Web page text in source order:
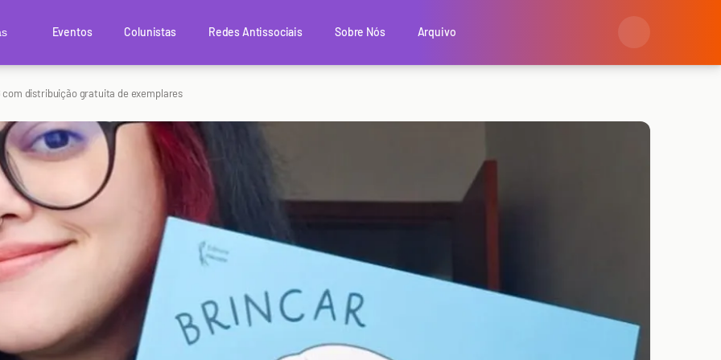
Eventos Colunistas Redes Antissociais Sobre Nós Arquivo
com distribuição gratuita de exemplares